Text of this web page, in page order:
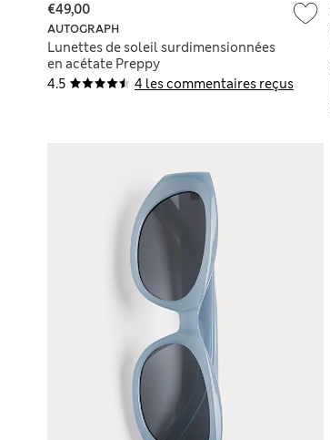
4.5 4 les commentaires reçus
AUTOGRAPH
Lunettes de soleil surdimensionnées
en acétate Preppy
€49,00